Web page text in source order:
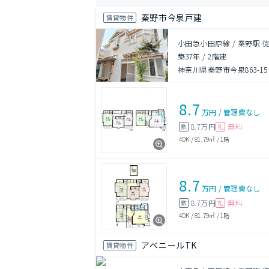
賃貸物件 秦野市今泉戸建
小田急小田原線 / 秦野駅
築37年 /2階建
神奈川県秦野市今泉863-15
8.7 万円 /管理費なし
敷 8.7万円 礼 無料
4DK /81.79㎡ / 1階
8.7 万円 /管理費なし
敷 8.7万円 礼 無料
4DK /81.79㎡ / 1階
賃貸物件 アベニールTK